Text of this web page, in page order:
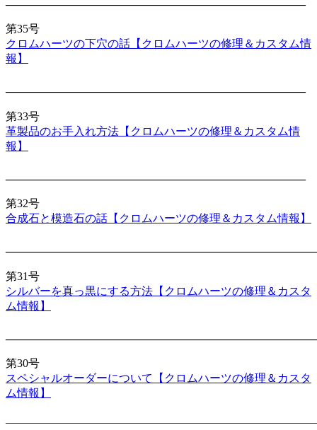
第35号
クロムハーツの下穴の話【クロムハーツの修理＆カスタム情
報】
第33号
革製品のお手入れ方法【クロムハーツの修理＆カスタム情
報】
第32号
合成石と模造石の話【クロムハーツの修理＆カスタム情報】
第31号
シルバーを真っ黒にする方法【クロムハーツの修理＆カスタ
ム情報】
第30号
スペシャルオーダーについて【クロムハーツの修理＆カスタ
ム情報】